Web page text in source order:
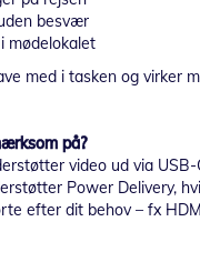
besvær
mødelokalet
med i tasken og virker
på?
video ud via
Power Delivery,
efter dit behov – fx